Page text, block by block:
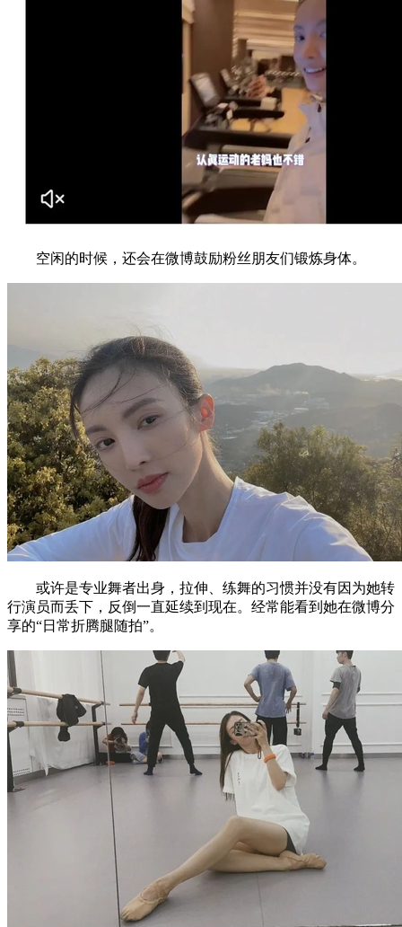
空闲的时候，还会在微博鼓励粉丝朋友们锻炼身体。
或许是专业舞者出身，拉伸、练舞的习惯并没有因为她转
行演员而丢下，反倒一直延续到现在。经常能看到她在微博分
享的“日常折腾腿随拍”。